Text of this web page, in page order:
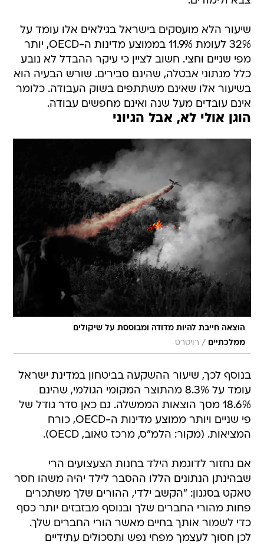
שיעור הלא מועסקים בישראל בגילאים אלו עומד על
32% לעומת 11.9% בממוצע מדינות ה-OECD, יותר
מפי שניים וחצי. חשוב לציין כי עיקר ההבדל לא נובע
כלל מנתוני אבטלה, שהינם סבירים. שורש הבעיה הוא
בשיעור אלו שאינם משתתפים בשוק העבודה. כלומר
אינם עובדים מעל שנה ואינם מחפשים עבודה.
הוגן אולי לא, אבל הגיוני
הוצאה חייבת להיות מדודה ומבוססת על שיקולים
ממלכתיים
/ רויטרס
בנוסף לכך, שיעור ההשקעה בביטחון במדינת ישראל
עומד על 8.3% מהתוצר המקומי הגולמי, שהינם
18.6% מסך הוצאות הממשלה. גם כאן סדר גודל של
פי שניים ויותר ממוצע מדינות ה-OECD, כורח
המציאות. (מקור: הלמ"ס, מרכז טאוב, OECD).
אם נחזור לדוגמת הילד בחנות הצעצועים הרי
שבהינתן הנתונים הללו ההסבר לילד יהיה משהו חסר
טאקט בסגנון: "הקשב ילדי, ההורים שלך משתכרים
פחות מהורי החברים שלך ובנוסף מבזבזים יותר כסף
כדי לשמור אותך בחיים מאשר הורי החברים שלך.
לכן חסוך לעצמך מפחי נפש ותסכולים עתידיים